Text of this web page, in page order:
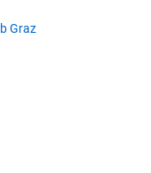
Graz